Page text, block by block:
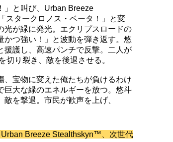
」と叫び、Urban Breeze
スタークロノス・ベータ！」と変
光が緑に発光。エクリプスロードの
つ強い！」と波動を弾き返す。悠
援護し、高速パンチで反撃。二人が
り裂き、敵を後退させる。
宝物に変えた俺たちが負けるわけ
巨大な緑のエネルギーを放つ。悠斗
を撃退。市民が歓声を上げ、
Urban Breeze Stealthskyn™、次世代